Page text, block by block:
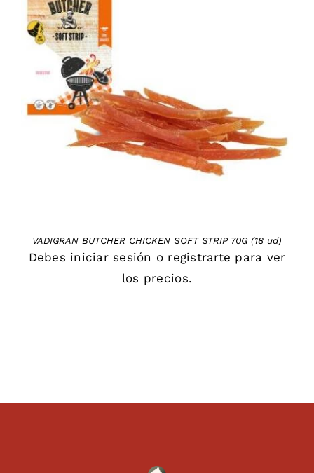
VADIGRAN BUTCHER CHICKEN SOFT STRIP 70G (18 ud)
Debes iniciar sesión o registrarte para ver
los precios.